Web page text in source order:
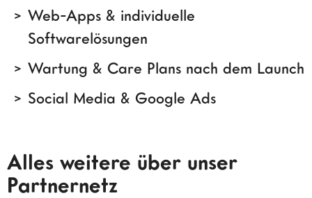
Web-Apps & individuelle
Softwarelösungen
Wartung & Care Plans nach dem Launch
Social Media & Google Ads
Alles weitere über unser
Partnernetz